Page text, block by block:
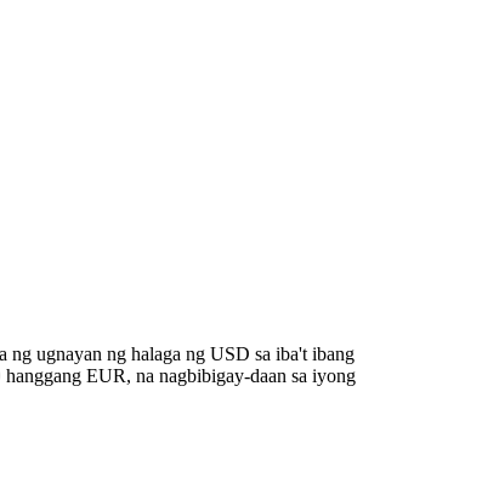
ng ugnayan ng halaga ng USD sa iba't ibang
EUR, na nagbibigay-daan sa iyong